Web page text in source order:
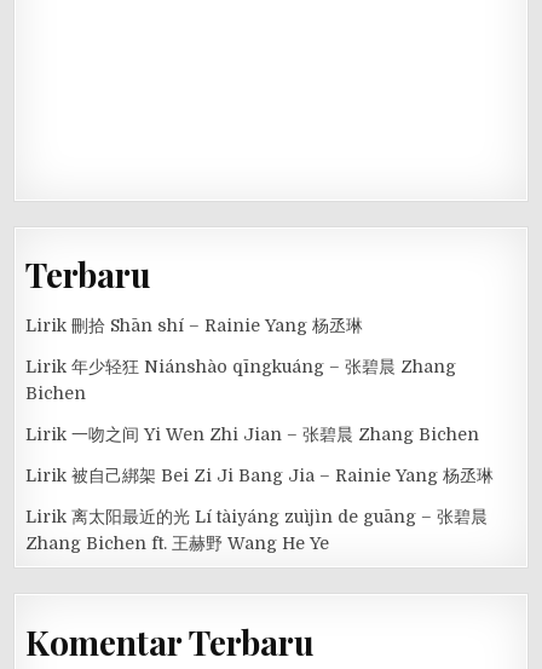
Terbaru
Lirik 刪拾 Shān shí – Rainie Yang 杨丞琳
Lirik 年少轻狂 Niánshào qīngkuáng – 张碧晨 Zhang
Bichen
Lirik 一吻之间 Yi Wen Zhi Jian – 张碧晨 Zhang Bichen
Lirik 被自己綁架 Bei Zi Ji Bang Jia – Rainie Yang 杨丞琳
Lirik 离太阳最近的光 Lí tàiyáng zuìjìn de guāng – 张碧晨
Zhang Bichen ft. 王赫野 Wang He Ye
Komentar Terbaru